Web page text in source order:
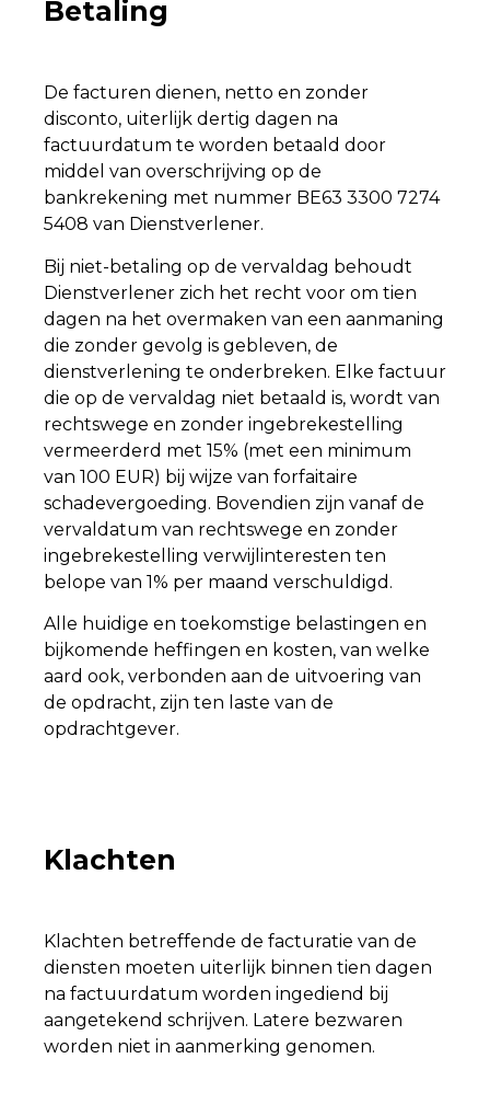
Betaling
De facturen dienen, netto en zonder
disconto, uiterlijk dertig dagen na
factuurdatum te worden betaald door
middel van overschrijving op de
bankrekening met nummer BE63 3300 7274
5408 van Dienstverlener.
Bij niet-betaling op de vervaldag behoudt
Dienstverlener zich het recht voor om tien
dagen na het overmaken van een aanmaning
die zonder gevolg is gebleven, de
dienstverlening te onderbreken. Elke factuur
die op de vervaldag niet betaald is, wordt van
rechtswege en zonder ingebrekestelling
vermeerderd met 15% (met een minimum
van 100 EUR) bij wijze van forfaitaire
schadevergoeding. Bovendien zijn vanaf de
vervaldatum van rechtswege en zonder
ingebrekestelling verwijlinteresten ten
belope van 1% per maand verschuldigd.
Alle huidige en toekomstige belastingen en
bijkomende heffingen en kosten, van welke
aard ook, verbonden aan de uitvoering van
de opdracht, zijn ten laste van de
opdrachtgever.
Klachten
Klachten betreffende de facturatie van de
diensten moeten uiterlijk binnen tien dagen
na factuurdatum worden ingediend bij
aangetekend schrijven. Latere bezwaren
worden niet in aanmerking genomen.